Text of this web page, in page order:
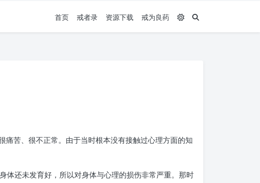
首页 戒者录 资源下载 戒为良药
苦、很不正常。由于当时根本没有接触过心理方面的知
体还未发育好，所以对身体与心理的损伤非常严重。那时